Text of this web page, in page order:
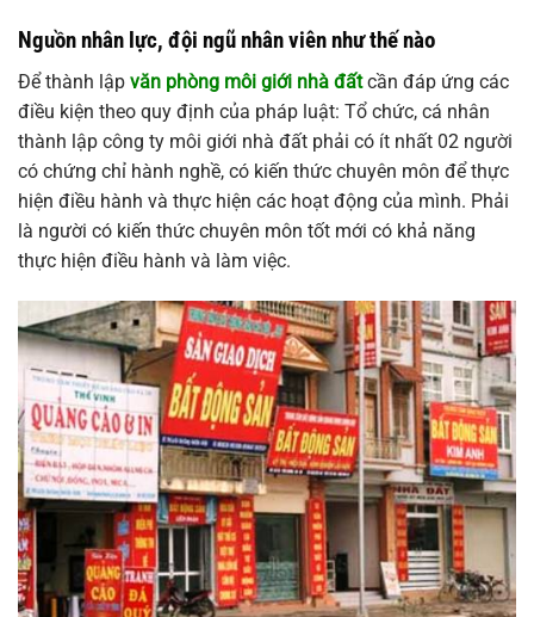
Nguồn nhân lực, đội ngũ nhân viên như thế nào
Để thành lập văn phòng môi giới nhà đấtcần đáp ứng các
điều kiện theo quy định của pháp luật: Tổ chức, cá nhân
thành lập công ty môi giới nhà đất phải có ít nhất 02 người
có chứng chỉ hành nghề, có kiến thức chuyên môn để thực
hiện điều hành và thực hiện các hoạt động của mình. Phải
là người có kiến thức chuyên môn tốt mới có khả năng
thực hiện điều hành và làm việc.